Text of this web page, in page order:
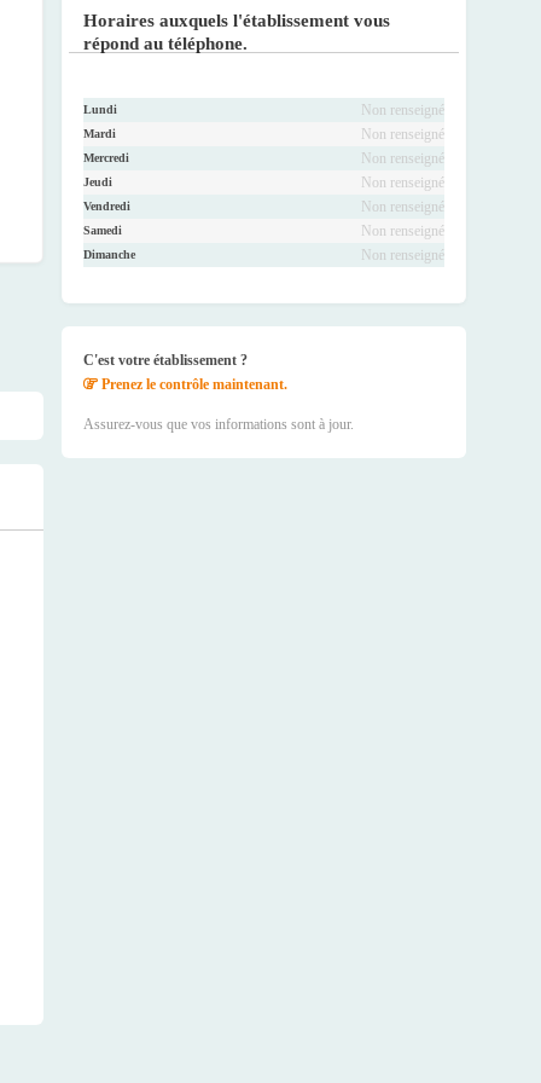
Horaires auxquels l'établissement vous
répond au téléphone.
Lundi Non renseigné
Mardi Non renseigné
Mercredi Non renseigné
Jeudi Non renseigné
Vendredi Non renseigné
Samedi Non renseigné
Dimanche Non renseigné
C'est votre établissement ?
Prenez le contrôle maintenant.
Assurez-vous que vos informations sont à jour.